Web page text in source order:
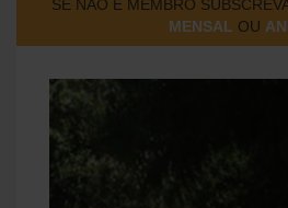
SE NÃO É MEMBRO
MENSAL OU